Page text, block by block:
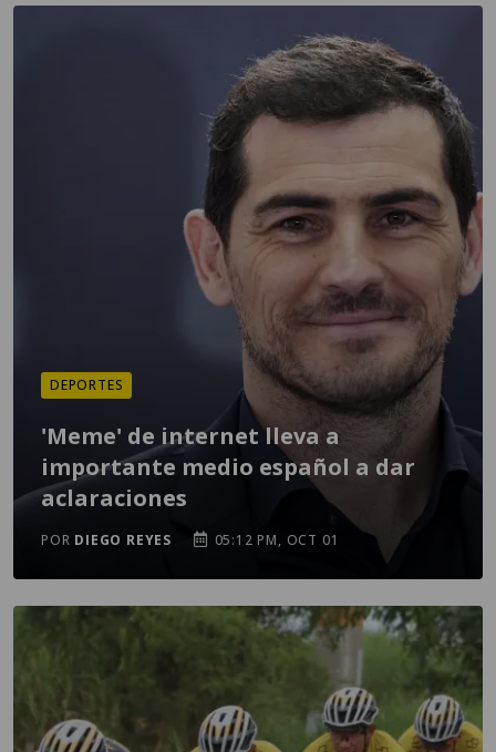
DEPORTES
'Meme' de internet lleva a
importante medio español a dar
aclaraciones
POR DIEGO REYES 05:12 PM, OCT 01